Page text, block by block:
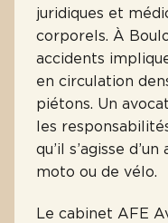
juridiques et
corporels. À
accidents
en circulation
piétons. Un
les
qu’il s’agisse
moto ou de vélo.
Le cabinet AFE